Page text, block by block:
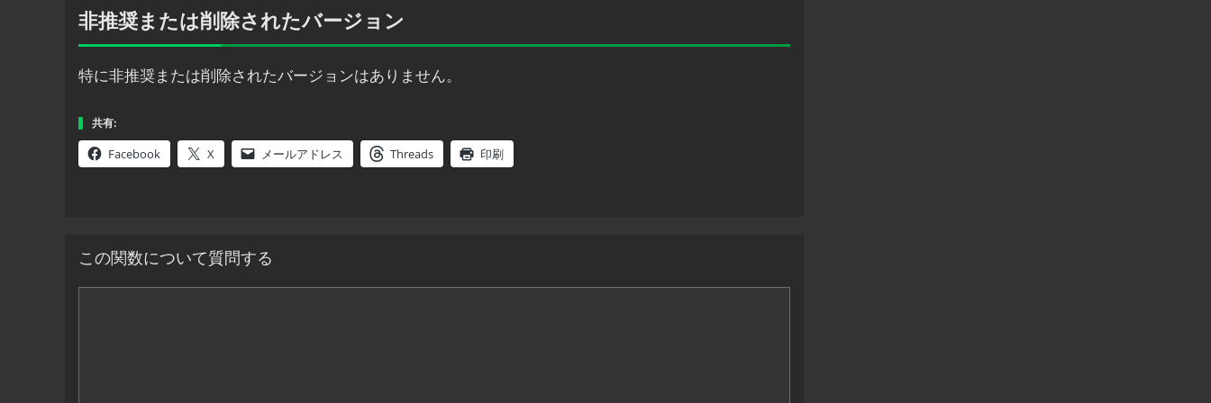
非推奨または削除されたバージョン
特に非推奨または削除されたバージョンはありません。
共有:
Facebook X メールアドレス Threads 印刷
この関数について質問する